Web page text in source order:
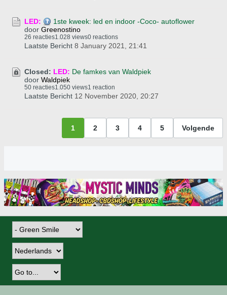
LED:
1ste kweek: led en indoor -Coco- autoflower
door Greenostino
26 reacties1.028 views0 reactions
Laatste Bericht 8 January 2021, 21:41
Closed: LED: De famkes van Waldpiek
door Waldpiek
50 reacties1.050 views1 reaction
Laatste Bericht 12 November 2020, 20:27
1 2 3 4 5 Volgende